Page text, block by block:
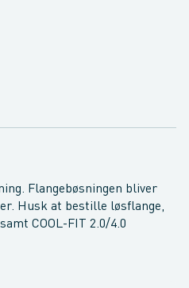
Flangebøsningen bliver
Husk at bestille løsflange,
COOL-FIT 2.0/4.0